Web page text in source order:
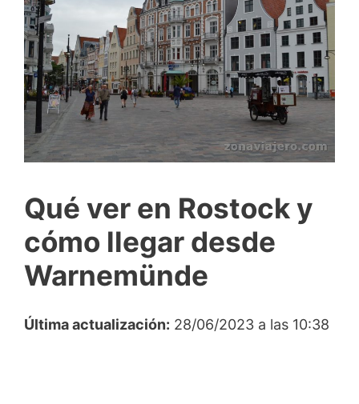
Qué ver en Rostock y
cómo llegar desde
Warnemünde
Última actualización: 28/06/2023 a las 10:38